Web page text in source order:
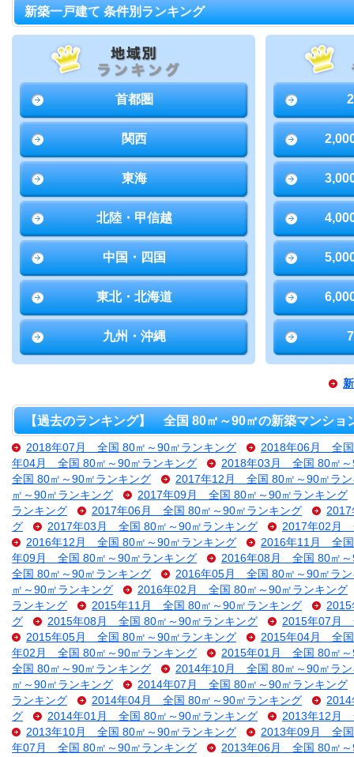
新築一戸建て 条件別ランキング
首都圏
関西
東海
北陸・甲信越
中国・四国
東北・北海道
九州・沖縄
【過去のランキング】 全国 80㎡～90㎡の新築マンショ
2018年07月 全国 80㎡～90㎡ランキング
2018年06月 全国
年04月 全国 80㎡～90㎡ランキング
2018年03月 全国 80㎡～
全国 80㎡～90㎡ランキング
2017年12月 全国 80㎡～90㎡ラン
㎡～90㎡ランキング
2017年09月 全国 80㎡～90㎡ランキング
ランキング
2017年06月 全国 80㎡～90㎡ランキング
グ
2017年03月 全国 80㎡～90㎡ランキング
2017年02月
2016年12月 全国 80㎡～90㎡ランキング
2016年11月 全国
年09月 全国 80㎡～90㎡ランキング
2016年08月 全国 80㎡～
全国 80㎡～90㎡ランキング
2016年05月 全国 80㎡～90㎡ラン
㎡～90㎡ランキング
2016年02月 全国 80㎡～90㎡ランキング
ランキング
2015年11月 全国 80㎡～90㎡ランキング
グ
2015年08月 全国 80㎡～90㎡ランキング
2015年07月
2015年05月 全国 80㎡～90㎡ランキング
2015年04月 全国
年02月 全国 80㎡～90㎡ランキング
2015年01月 全国 80㎡～
全国 80㎡～90㎡ランキング
2014年10月 全国 80㎡～90㎡ラン
㎡～90㎡ランキング
2014年07月 全国 80㎡～90㎡ランキング
ランキング
2014年04月 全国 80㎡～90㎡ランキング
グ
2014年01月 全国 80㎡～90㎡ランキング
2013年12月
2013年10月 全国 80㎡～90㎡ランキング
2013年09月 全国
年07月 全国 80㎡～90㎡ランキング
2013年06月 全国 80㎡～